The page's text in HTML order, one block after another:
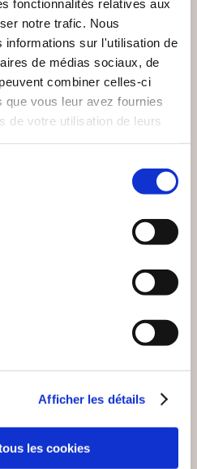
fonctionnalités relatives aux
notre trafic. Nous
informations sur l'utilisation de
de médias sociaux, de
combiner celles-ci
vous leur avez fournies
de votre utilisation de leurs
Afficher les détails
les cookies
(0 avis)